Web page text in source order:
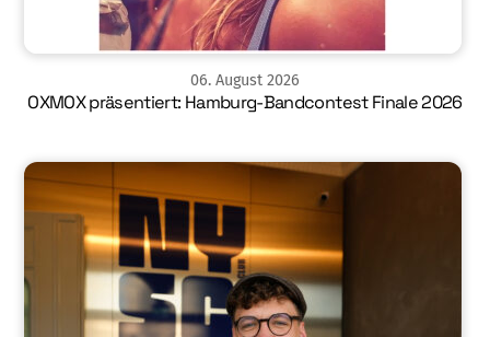
06. August 2026
OXMOX präsentiert: Hamburg-Bandcontest Finale 2026